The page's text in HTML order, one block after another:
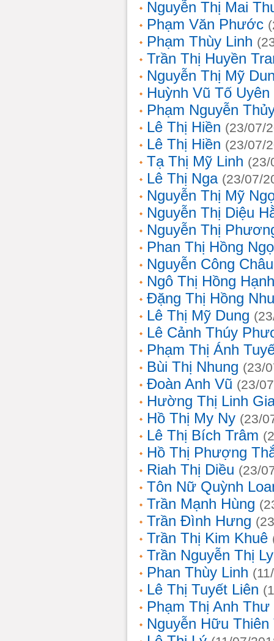
Nguyễn Thị Mai
Phạm Văn Phước
Phạm Thùy Linh
Trần Thị Huyền
Nguyễn Thị Mỹ
Huỳnh Vũ Tố Uyên
Phạm Nguyễn
Lê Thị Hiền (23/07/
Lê Thị Hiền (23/07/
Tạ Thị Mỹ Linh (23/
Lê Thị Nga (23/07/
Nguyễn Thị Mỹ
Nguyễn Thị Diệu
Nguyễn Thị
Phan Thị Hồng
Nguyễn Công Châu
Ngô Thị Hồng Hạnh
Đặng Thị Hồng
Lê Thị Mỹ Dung
Lê Cảnh Thúy
Phạm Thị Ánh
Bùi Thị Nhung (23/
Đoàn Anh Vũ (23/
Hường Thị Linh
Hồ Thị My Ny (23/
Lê Thị Bích Trâm
Hồ Thị Phượng
Riah Thị Diều (23/
Tôn Nữ Quỳnh
Trần Mạnh Hùng
Trần Đình Hưng
Trần Thị Kim Khuê
Trần Nguyễn Thị
Phan Thùy Linh
Lê Thị Tuyết Liên
Phạm Thị Anh Thư
Nguyễn Hữu Thiên